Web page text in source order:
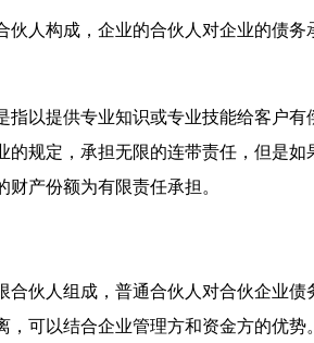
伙人构成，企业的合伙人对企业的债
指以提供专业知识或专业技能给客户
的规定，承担无限的连带责任，但是
产份额为有限责任承担。
合伙人组成，普通合伙人对合伙企业
可以结合企业管理方和资金方的优势。